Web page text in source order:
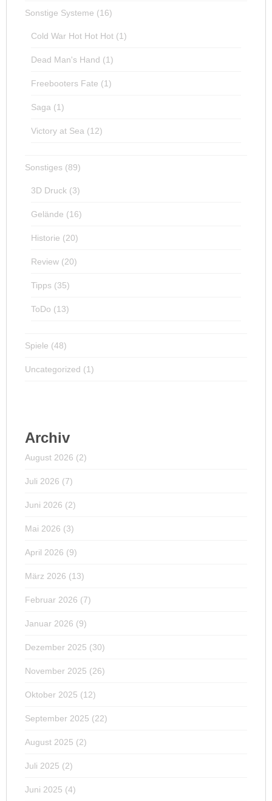
Sonstige Systeme (16)
Cold War Hot Hot Hot (1)
Dead Man's Hand (1)
Freebooters Fate (1)
Saga (1)
Victory at Sea (12)
Sonstiges (89)
3D Druck (3)
Gelände (16)
Historie (20)
Review (20)
Tipps (35)
ToDo (13)
Spiele (48)
Uncategorized (1)
Archiv
August 2026 (2)
Juli 2026 (7)
Juni 2026 (2)
Mai 2026 (3)
April 2026 (9)
März 2026 (13)
Februar 2026 (7)
Januar 2026 (9)
Dezember 2025 (30)
November 2025 (26)
Oktober 2025 (12)
September 2025 (22)
August 2025 (2)
Juli 2025 (2)
Juni 2025 (4)